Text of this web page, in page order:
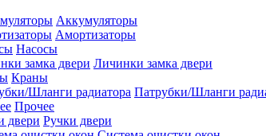
Аккумуляторы
Амортизаторы
Насосы
Личинки замка двери
Краны
Патрубки/Шланги
Прочее
Ручки двери